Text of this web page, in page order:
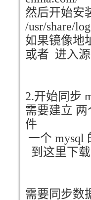
然后开始安
/usr/share/
如果镜像地
或者 进入源
2.开始同步
需要建立
件
一个 mysql
到这里下
需要同步数